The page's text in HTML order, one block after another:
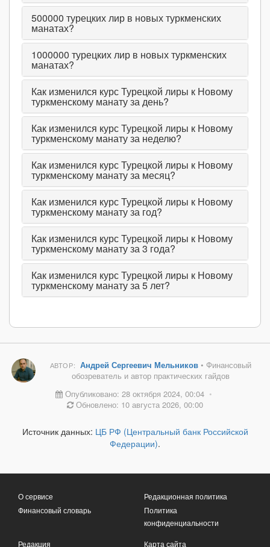
500000 турецких лир в новых туркменских
манатах?
1000000 турецких лир в новых туркменских
манатах?
Как изменился курс Турецкой лиры к Новому
туркменскому манату за день?
Как изменился курс Турецкой лиры к Новому
туркменскому манату за неделю?
Как изменился курс Турецкой лиры к Новому
туркменскому манату за месяц?
Как изменился курс Турецкой лиры к Новому
туркменскому манату за год?
Как изменился курс Турецкой лиры к Новому
туркменскому манату за 3 года?
Как изменился курс Турецкой лиры к Новому
туркменскому манату за 5 лет?
АВТОР: Андрей Сергеевич Мельников• Финансовый
обозреватель и автор практических гайдов
Опубликовано: 28 октября 2024, 00:04 •
Обновлено: 10 августа 2026, 00:00
Источник данных: ЦБ РФ (Центральный банк Российской
Федерации).
О сервисе
Финансовый словарь
Редакционная политика
Политика
конфиденциальности
Редакция Карта сайта